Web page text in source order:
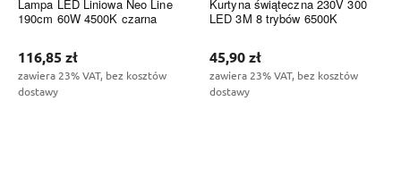
Lampa LED Liniowa Neo Line
190cm 60W 4500K czarna
116,85 zł
zawiera 23% VAT, bez kosztów
dostawy
Kurtyna świąteczna 230V 300
LED 3M 8 trybów 6500K
45,90 zł
zawiera 23% VAT, bez kosztów
dostawy